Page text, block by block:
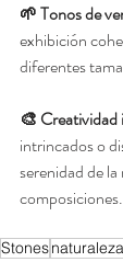
🌱 Tonos de
exhibición
diferentes
🎨
intrincados o
serenidad de
composiciones.
Stonesnaturaleza